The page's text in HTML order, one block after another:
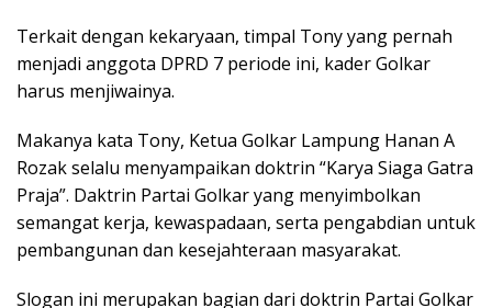
Terkait dengan kekaryaan, timpal Tony yang pernah
menjadi anggota DPRD 7 periode ini, kader Golkar
harus menjiwainya.
Makanya kata Tony, Ketua Golkar Lampung Hanan A
Rozak selalu menyampaikan doktrin “Karya Siaga Gatra
Praja”. Daktrin Partai Golkar yang menyimbolkan
semangat kerja, kewaspadaan, serta pengabdian untuk
pembangunan dan kesejahteraan masyarakat.
Slogan ini merupakan bagian dari doktrin Partai Golkar